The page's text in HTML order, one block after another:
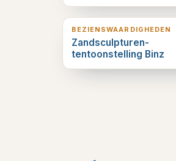
0 km verderop
BEZIENSWAARDIGHEDEN
Zandsculpturen-
tentoonstelling Binz